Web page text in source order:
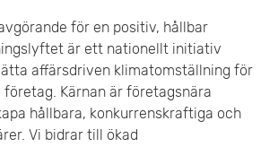
e
n
y
för en positiv, hållbar
är ett nationellt initiativ
affärsdriven klimatomställning för
​Kärnan är företagsnära
hållbara, konkurrenskraftiga och
Vi bidrar till ökad